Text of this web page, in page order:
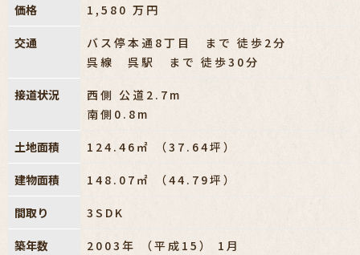
価格 1,580 万円
交通
バス停本通8丁目 まで 徒歩2分
呉線 呉駅 まで 徒歩30分
接道状況
西側 公道2.7m
南側0.8m
土地面積 124.46㎡ （37.64坪）
建物面積 148.07㎡ （44.79坪）
間取り 3SDK
築年数
2003年 （平成15） 1月